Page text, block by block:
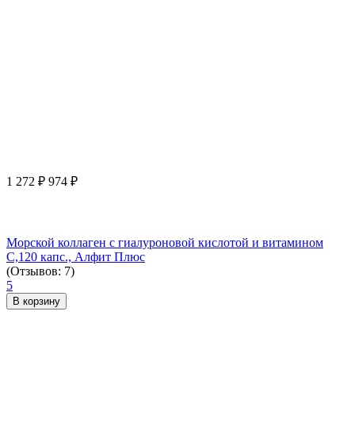
1 272 ₽ 974 ₽
Морской коллаген с гиалуроновой кислотой и витамином
С,120 капс., Алфит Плюс
(Отзывов: 7)
5
В корзину